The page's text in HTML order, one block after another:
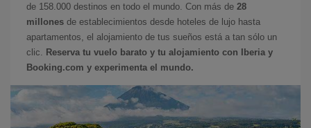
de 158.000 destinos en todo el mundo. Con más de 28
millones de establecimientos desde hoteles de lujo hasta
apartamentos, el alojamiento de tus sueños está a tan sólo un
clic.
Reserva tu vuelo barato y tu alojamiento con Iberia y
Booking.com y experimenta el mundo.